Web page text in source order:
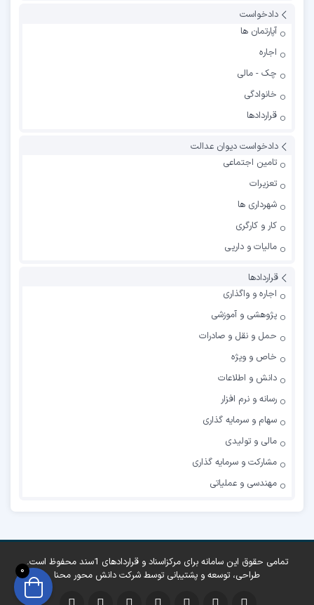
دادخواست
آپارتمان ها
اجاره
چک - مالی
خانوادگی
قراردادها
دادخواست دیوان عدالت
تامین اجتماعی
تعزیرات
شهرداری ها
کار و کارگری
مالیات و داریی
قراردادها
اجاره و واگذاری
پژوهشی و آموزشی
حمل و نقل و صادرات
خاص و ویژه
دانش و اطلاعات
رسانه و نرم افزار
سهام و سرمایه گذاری
مالی و تولیدی
مشارکت و سرمایه گذاری
مهندسی و عملیاتی
تمامی حقوق این سامانه برای مرکزاسناد و قراردادهای 1سند محفوظ است.
طراحی، توسعه و پشتیبانی توسط شرکت دانش محور محنا 0